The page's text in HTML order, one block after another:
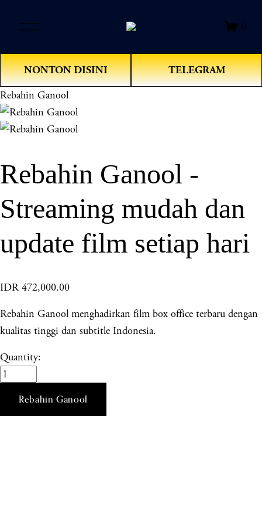
e
n
M
e
u
0
NONTON DISINI TELEGRAM
Rebahin Ganool
Rebahin Ganool -
Streaming mudah dan
update film setiap hari
IDR 472,000.00
Rebahin Ganool menghadirkan film box office terbaru dengan
kualitas tinggi dan subtitle Indonesia.
Quantity:
Rebahin Ganool